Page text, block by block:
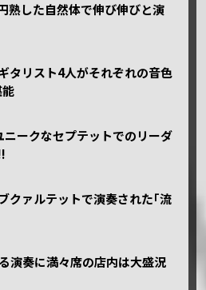
熟した自然体で伸び伸びと演
タリスト4人がそれぞれの音色
ークなセプテットでのリーダ
クァルテットで演奏された｢流
演奏に満々席の店内は大盛況